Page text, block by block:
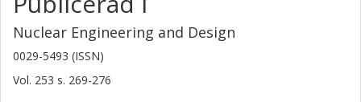
Nuclear Engineering and Design
0029-5493 (ISSN)
Vol. 253 s. 269-276